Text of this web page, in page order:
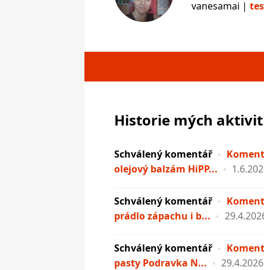
vanesamai |
Historie mých aktivit
Schválený komentář
olejový balzám HiPP...
Schválený komentář
prádlo zápachu i b...
Schválený komentář
pasty Podravka N...
29.4.2026